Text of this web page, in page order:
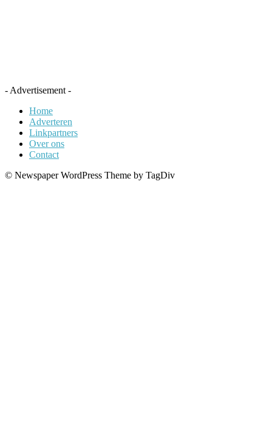
- Advertisement -
Home
Adverteren
Linkpartners
Over ons
Contact
© Newspaper WordPress Theme by TagDiv